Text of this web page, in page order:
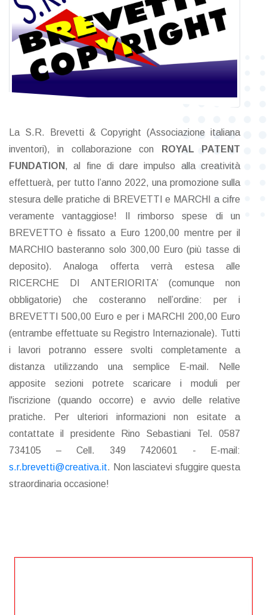
La S.R. Brevetti & Copyright (Associazione italiana
inventori), in collaborazione con
ROYAL PATENT
FUNDATION , al fine di dare impulso alla creatività
effettuerà, per tutto l’anno 2022, una promozione sulla
stesura delle pratiche di BREVETTI e MARCHI a cifre
veramente vantaggiose! Il rimborso spese di un
BREVETTO è fissato a Euro 1200,00 mentre per il
MARCHIO basteranno solo 300,00 Euro (più tasse di
deposito). Analoga offerta verrà estesa alle
RICERCHE DI ANTERIORITA’ (comunque non
obbligatorie) che costeranno nell’ordine: per i
BREVETTI 500,00 Euro e per i MARCHI 200,00 Euro
(entrambe effettuate su Registro Internazionale). Tutti
i lavori potranno essere svolti completamente a
distanza utilizzando una semplice E-mail. Nelle
apposite sezioni potrete scaricare i moduli per
l'iscrizione (quando occorre) e avvio delle relative
pratiche. Per ulteriori informazioni non esitate a
contattate il presidente Rino Sebastiani Tel. 0587
734105 – Cell. 349 7420601 - E-mail:
s.r.brevetti@creativa.it. Non lasciatevi sfuggire questa
straordinaria occasione!